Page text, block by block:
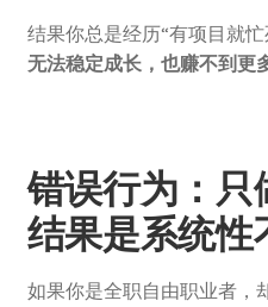
结果你总是经历“有项目就
无法稳定成长，也赚不到更
错误行为：只
结果是系统性
如果你是全职自由职业者，